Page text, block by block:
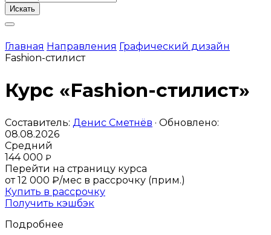
Искать
Главная Направления Графический дизайн
Fashion-стилист
Курс «Fashion-стилист»
Составитель: Денис Сметнёв · Обновлено:
08.08.2026
Средний
144 000 ₽
Перейти на страницу курса
от 12 000 ₽/мес в рассрочку (прим.)
Купить в рассрочку
Получить кэшбэк
Подробнее